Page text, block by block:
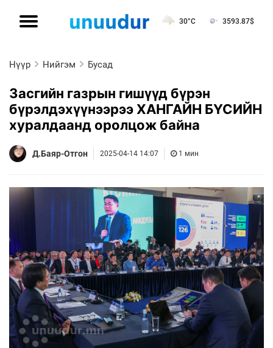
30°C 3593.87$
Нүүр Нийгэм Бусад
Засгийн газрын гишүүд бүрэн
бүрэлдэхүүнээрээ ХАНГАЙН БҮСИЙН
хуралдаанд оролцож байна
Д.Баяр-Отгон 2025-04-14 14:07 1 мин